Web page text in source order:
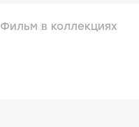
Фильм в коллекциях